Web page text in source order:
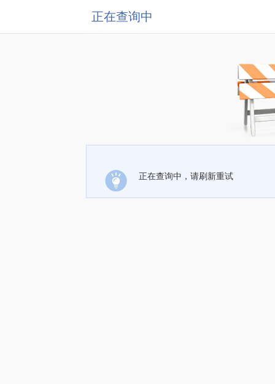
正在查询中
正在查询中，请刷新重试